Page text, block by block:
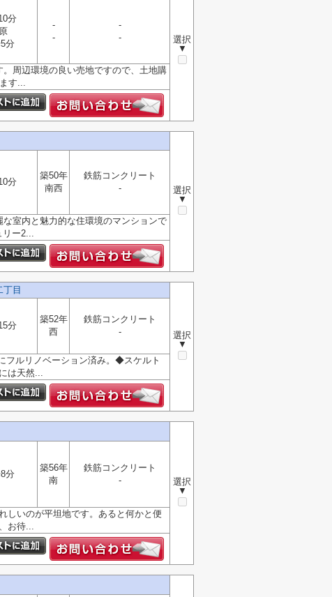
選択
▼
分
分
-
-
-
-
周辺環境の良い売地ですので、土地購
す...
選択
▼
分
築50年
南西
鉄筋コンクリート
-
室内と魅力的な住環境のマンションで
リー2...
目
選択
▼
分
築52年
西
鉄筋コンクリート
-
ルリノベーション済み。 ◆スケルト
は天然...
選択
▼
分
築56年
南
鉄筋コンクリート
-
しいのが平坦地です。あると何かと便
お待...